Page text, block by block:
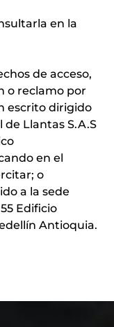
en la
de acceso,
o reclamo por
escrito dirigido
Llantas S.A.S
en el
o
a la sede
Edificio
Antioquia.